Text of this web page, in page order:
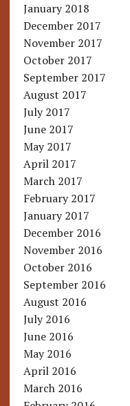
January 2018
December 2017
November 2017
October 2017
September 2017
August 2017
July 2017
June 2017
May 2017
April 2017
March 2017
February 2017
January 2017
December 2016
November 2016
October 2016
September 2016
August 2016
July 2016
June 2016
May 2016
April 2016
March 2016